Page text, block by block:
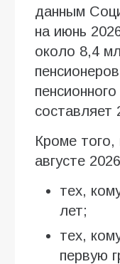
данным
на июнь
около 8,4
составляет
Кроме
августе
тех,
лет;
тех,
первую